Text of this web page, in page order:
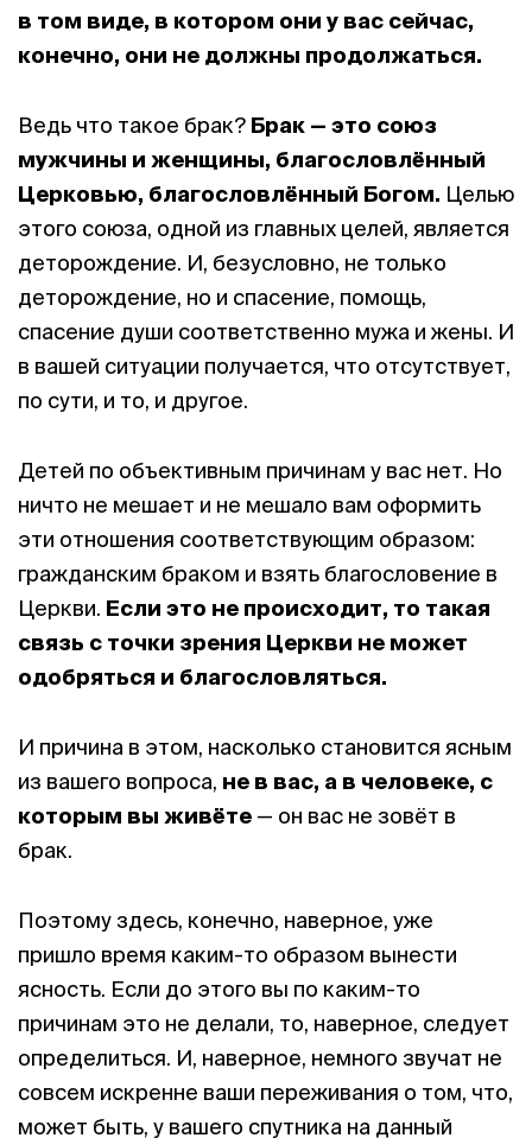
в том виде, в котором они у вас сейчас,
конечно, они не должны продолжаться.
Ведь что такое брак? Брак — это союз
мужчины и женщины, благословлённый
Церковью, благословлённый Богом. Целью
этого союза, одной из главных целей, является
деторождение. И, безусловно, не только
деторождение, но и спасение, помощь,
спасение души соответственно мужа и жены. И
в вашей ситуации получается, что отсутствует,
по сути, и то, и другое.
Детей по объективным причинам у вас нет. Но
ничто не мешает и не мешало вам оформить
эти отношения соответствующим образом:
гражданским браком и взять благословение в
Церкви. Если это не происходит, то такая
связь с точки зрения Церкви не может
одобряться и благословляться.
И причина в этом, насколько становится ясным
из вашего вопроса, не в вас, а в человеке, с
которым вы живёте — он вас не зовёт в
брак.
Поэтому здесь, конечно, наверное, уже
пришло время каким-то образом вынести
ясность. Если до этого вы по каким-то
причинам это не делали, то, наверное, следует
определиться. И, наверное, немного звучат не
совсем искренне ваши переживания о том, что,
может быть, у вашего спутника на данный